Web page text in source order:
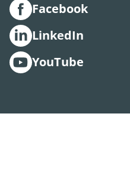
Facebook
LinkedIn
YouTube